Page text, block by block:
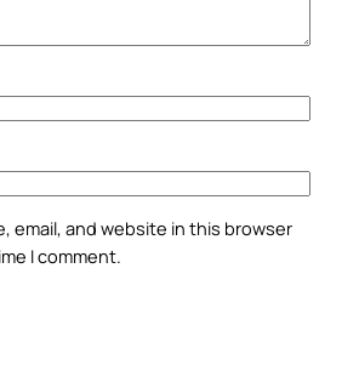
email, and website in this browser
I comment.